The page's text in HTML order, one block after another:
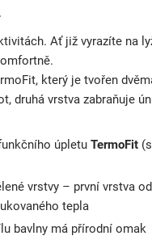
Ať již vyrazíte na
který je tvořen
druhá vrstva zabraňuje
úpletu TermoFit
vrstvy – první vrstva
tepla
bavlny má přírodní omak